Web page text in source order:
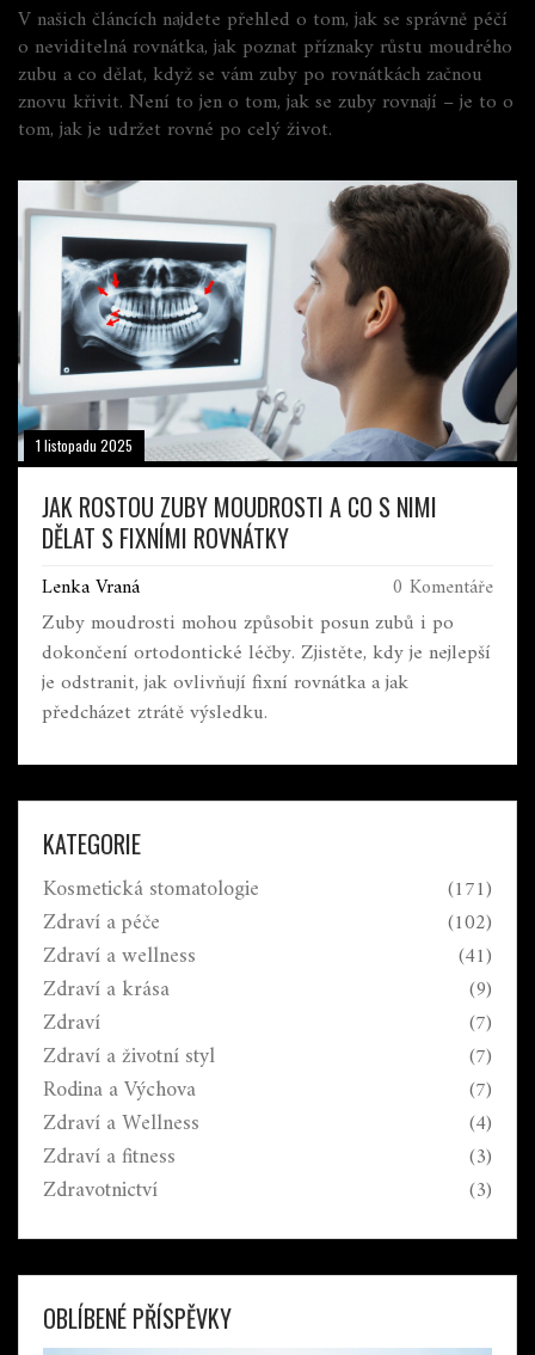
V našich článcích najdete přehled o tom, jak se správně péčí
o neviditelná rovnátka, jak poznat příznaky růstu moudrého
zubu a co dělat, když se vám zuby po rovnátkách začnou
znovu křivit. Není to jen o tom, jak se zuby rovnají – je to o
tom, jak je udržet rovné po celý život.
1 listopadu 2025
JAK ROSTOU ZUBY MOUDROSTI A CO S NIMI
DĚLAT S FIXNÍMI ROVNÁTKY
Lenka Vraná 0 Komentáře
Zuby moudrosti mohou způsobit posun zubů i po
dokončení ortodontické léčby. Zjistěte, kdy je nejlepší
je odstranit, jak ovlivňují fixní rovnátka a jak
předcházet ztrátě výsledku.
KATEGORIE
Kosmetická stomatologie (171)
Zdraví a péče (102)
Zdraví a wellness (41)
Zdraví a krása (9)
Zdraví (7)
Zdraví a životní styl (7)
Rodina a Výchova (7)
Zdraví a Wellness (4)
Zdraví a fitness (3)
Zdravotnictví (3)
OBLÍBENÉ PŘÍSPĚVKY